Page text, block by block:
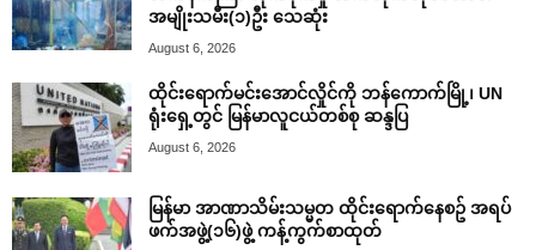
အမျိုးသမီး(၁)ဦး သေဆုံး
August 6, 2026
ထိုင်းရောက်မင်းအောင်လှိုင်ကို ဘန်ကောက်မြို့၊ UN
ရုံးရှေ့တွင် မြန်မာလူငယ်တစ်စု ဆန္ဒပြ
August 6, 2026
မြန်မာ အာဏာသိမ်းသမ္မတ ထိုင်းရောက်နေစဥ် အရပ်
ဖက်အဖွဲ့(၁၆)ဖွဲ့ ကန့်ကွက်စာထုတ်